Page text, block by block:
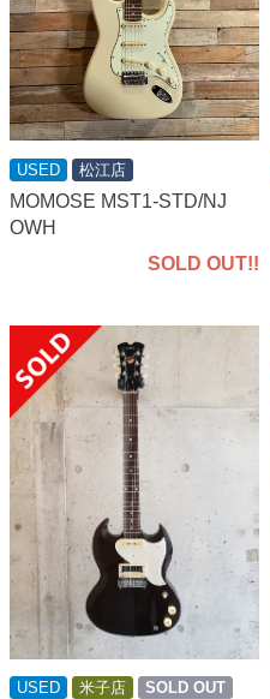
USED 松江店
MOMOSE MST1-STD/NJ
OWH
SOLD OUT!!
USED 米子店 SOLD OUT